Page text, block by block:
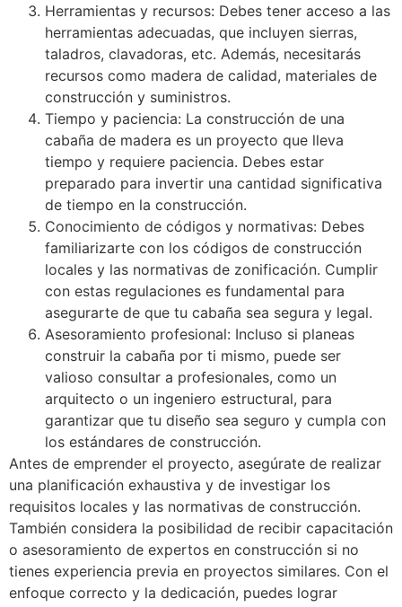
Herramientas y recursos: Debes tener acceso a las
herramientas adecuadas, que incluyen sierras,
taladros, clavadoras, etc. Además, necesitarás
recursos como madera de calidad, materiales de
construcción y suministros.
Tiempo y paciencia: La construcción de una
cabaña de madera es un proyecto que lleva
tiempo y requiere paciencia. Debes estar
preparado para invertir una cantidad significativa
de tiempo en la construcción.
Conocimiento de códigos y normativas: Debes
familiarizarte con los códigos de construcción
locales y las normativas de zonificación. Cumplir
con estas regulaciones es fundamental para
asegurarte de que tu cabaña sea segura y legal.
Asesoramiento profesional: Incluso si planeas
construir la cabaña por ti mismo, puede ser
valioso consultar a profesionales, como un
arquitecto o un ingeniero estructural, para
garantizar que tu diseño sea seguro y cumpla con
los estándares de construcción.
Antes de emprender el proyecto, asegúrate de realizar
una planificación exhaustiva y de investigar los
requisitos locales y las normativas de construcción.
También considera la posibilidad de recibir capacitación
o asesoramiento de expertos en construcción si no
tienes experiencia previa en proyectos similares. Con el
enfoque correcto y la dedicación, puedes lograr